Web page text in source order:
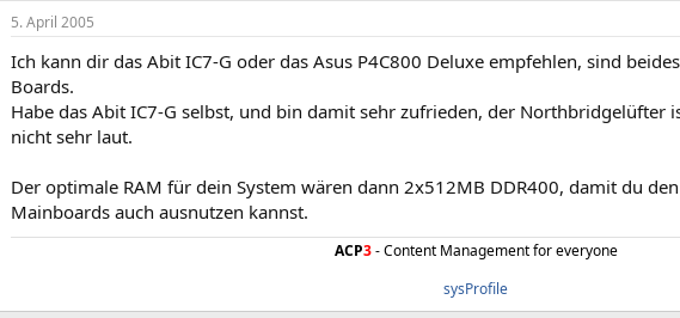
5. April 2005
Ich kann dir das Abit IC7-G oder das Asus P4C800 Deluxe empfehlen, sind
Boards.
Habe das Abit IC7-G selbst, und bin damit sehr zufrieden, der Northbridgelüfter
nicht sehr laut.
Der optimale RAM für dein System wären dann 2x512MB DDR400, damit du
Mainboards auch ausnutzen kannst.
ACP3- Content Management for everyone
sysProfile